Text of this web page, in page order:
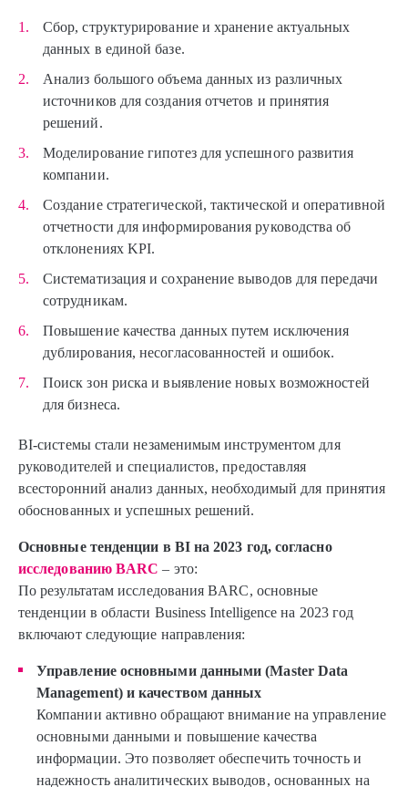
Сбор, структурирование и хранение актуальных
данных в единой базе.
Анализ большого объема данных из различных
источников для создания отчетов и принятия
решений.
Моделирование гипотез для успешного развития
компании.
Создание стратегической, тактической и оперативной
отчетности для информирования руководства об
отклонениях KPI.
Систематизация и сохранение выводов для передачи
сотрудникам.
Повышение качества данных путем исключения
дублирования, несогласованностей и ошибок.
Поиск зон риска и выявление новых возможностей
для бизнеса.
BI-системы стали незаменимым инструментом для
руководителей и специалистов, предоставляя
всесторонний анализ данных, необходимый для принятия
обоснованных и успешных решений.
Основные тенденции в BI на 2023 год, согласно
исследованию BARC – это:
По результатам исследования BARC, основные
тенденции в области Business Intelligence на 2023 год
включают следующие направления:
Управление основными данными (Master Data
Management) и качеством данных
Компании активно обращают внимание на управление
основными данными и повышение качества
информации. Это позволяет обеспечить точность и
надежность аналитических выводов, основанных на